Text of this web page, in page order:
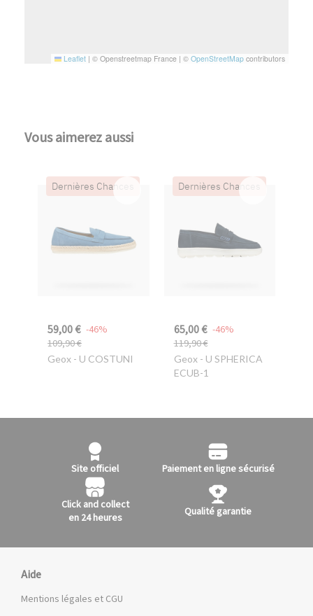
Leaflet | © Openstreetmap France | © OpenStreetMap contributors
Vous aimerez aussi
Dernières Chances
59,00 €
109,90 €
-46%
Geox - U COSTUNI
Dernières Chances
65,00 €
119,90 €
-46%
Geox- U SPHERICA
ECUB-1
Site officiel Paiement en ligne sécurisé
Click and collect
en 24 heures
Qualité garantie
Aide
Mentions légales et CGU